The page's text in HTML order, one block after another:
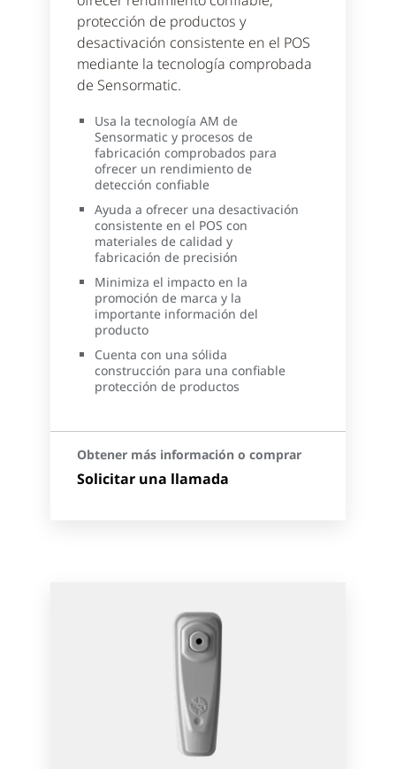
protección de productos y
desactivación consistente en el POS
mediante la tecnología comprobada
de Sensormatic.
Usa la tecnología AM de
Sensormatic y procesos de
fabricación comprobados para
ofrecer un rendimiento de
detección confiable
Ayuda a ofrecer una desactivación
consistente en el POS con
materiales de calidad y
fabricación de precisión
Minimiza el impacto en la
promoción de marca y la
importante información del
producto
Cuenta con una sólida
construcción para una confiable
protección de productos
Obtener más información o comprar
Solicitar una llamada